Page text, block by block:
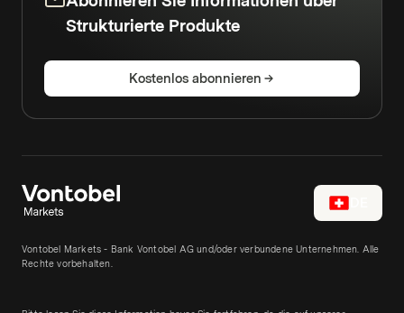
Strukturierte Produkte
Kostenlos abonnieren
Vontobel Markets - Bank Vontobel AG und/oder verbundene Unternehmen. Alle
Rechte vorbehalten.